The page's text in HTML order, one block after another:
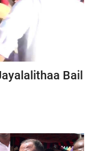
Bail